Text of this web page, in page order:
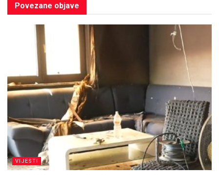
Povezane objave
VIJESTI